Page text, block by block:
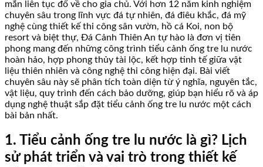
mắn liên tục đổ về cho gia chủ. Với hơn 12 năm kinh nghiệm
chuyên sâu trong lĩnh vực đá tự nhiên, đá điêu khắc, đá mỹ
nghệ cùng thiết kế thi công sân vườn, hồ cá Koi, non bộ
resort và biệt thự, Đá Cảnh Thiên An tự hào là đơn vị tiên
phong mang đến những công trình tiểu cảnh ống tre lu nước
hoàn hảo, hợp phong thủy tài lộc, kết hợp tinh tế giữa vật
liệu thiên nhiên và công nghệ thi công hiện đại. Bài viết
chuyên sâu này sẽ phân tích toàn diện từ ý nghĩa, nguyên tắc,
vật liệu, quy trình đến cách bảo dưỡng, giúp bạn hiểu rõ và áp
dụng nghệ thuật sắp đặt tiểu cảnh ống tre lu nước một cách
bài bản nhất.
1. Tiểu cảnh ống tre lu nước là gì? Lịch
sử phát triển và vai trò trong thiết kế